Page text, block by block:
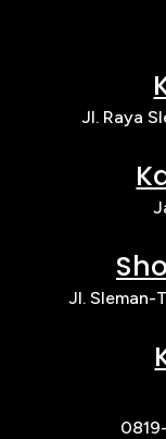
Jl. Raya
Jl. Sleman-